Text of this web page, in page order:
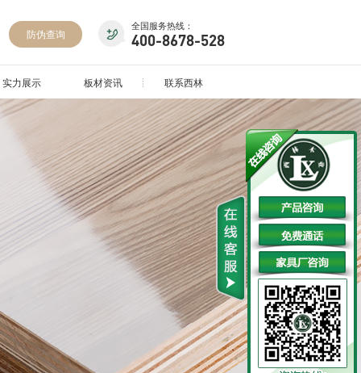
全国服务热线：
400-8678-528
防伪查询
实力展示 板材资讯 联系西林